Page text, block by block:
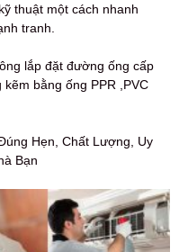
thuật một cách nhanh
tranh.
lắp đặt đường ống cấp
bằng ống PPR ,PVC
Hẹn, Chất Lượng, Uy
Bạn